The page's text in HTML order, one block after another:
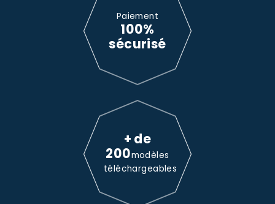
Paiement
100%
sécurisé
+ de
200modèles
téléchargeables